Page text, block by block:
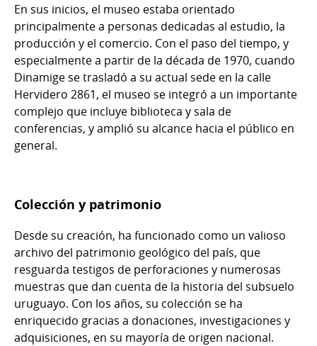
En sus inicios, el museo estaba orientado
principalmente a personas dedicadas al estudio, la
producción y el comercio. Con el paso del tiempo, y
especialmente a partir de la década de 1970, cuando
Dinamige se trasladó a su actual sede en la calle
Hervidero 2861, el museo se integró a un importante
complejo que incluye biblioteca y sala de
conferencias, y amplió su alcance hacia el público en
general.
Colección y patrimonio
Desde su creación, ha funcionado como un valioso
archivo del patrimonio geológico del país, que
resguarda testigos de perforaciones y numerosas
muestras que dan cuenta de la historia del subsuelo
uruguayo. Con los años, su colección se ha
enriquecido gracias a donaciones, investigaciones y
adquisiciones, en su mayoría de origen nacional.